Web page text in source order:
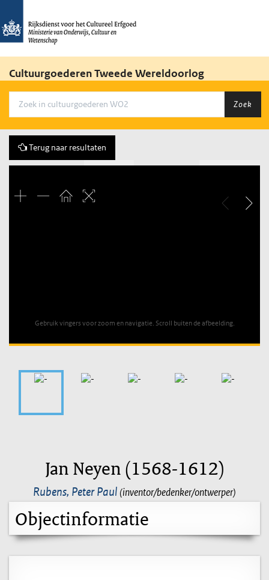
Cultuurgoederen Tweede Wereldoorlog
Zoek
Terug naar resultaten
Gebruik vingers voor zoom en navigatie. Scroll buiten de afbeelding.
Jan Neyen (1568-1612)
Rubens, Peter Paul (inventor/bedenker/ontwerper)
Objectinformatie